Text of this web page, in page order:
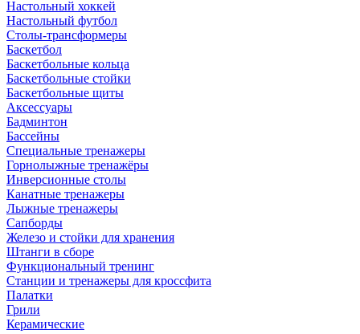
Настольный хоккей
Настольный футбол
Столы-трансформеры
Баскетбол
Баскетбольные кольца
Баскетбольные стойки
Баскетбольные щиты
Аксессуары
Бадминтон
Бассейны
Специальные тренажеры
Горнолыжные тренажёры
Инверсионные столы
Канатные тренажеры
Лыжные тренажеры
Сапборды
Железо и стойки для хранения
Штанги в сборе
Функциональный тренинг
Станции и тренажеры для кроссфита
Палатки
Грили
Керамические